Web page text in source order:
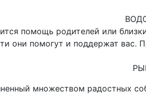
помощь родителей или
они помогут и поддержат вас.
множеством радостных